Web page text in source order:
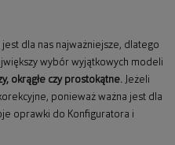
dla nas najważniejsze, dlatego
wybór wyjątkowych modeli
okrągłe czy prostokątne. Jeżeli
ponieważ ważna jest dla
oprawki do Konfiguratora i